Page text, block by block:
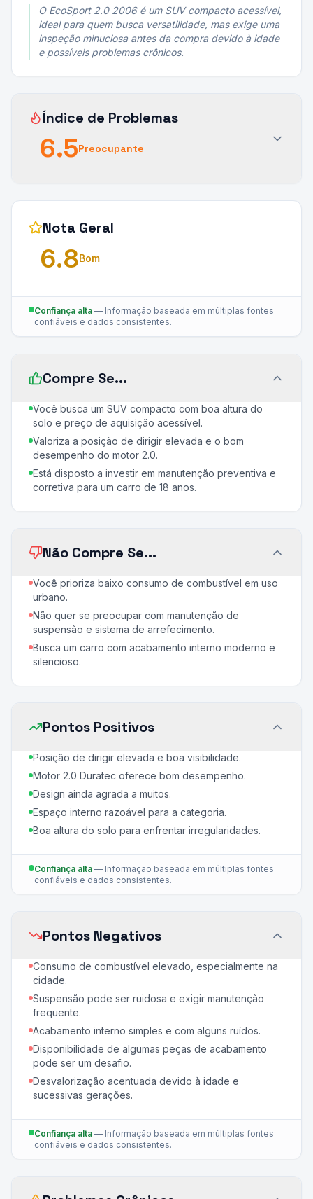
O EcoSport 2.0 2006 é um SUV compacto acessível,
ideal para quem busca versatilidade, mas exige uma
inspeção minuciosa antes da compra devido à idade
e possíveis problemas crônicos.
Índice de Problemas
6.5Preocupante
Nota Geral
6.8Bom
Confiança alta — Informação baseada em múltiplas fontes
confiáveis e dados consistentes.
Compre Se...
Você busca um SUV compacto com boa altura do
solo e preço de aquisição acessível.
Valoriza a posição de dirigir elevada e o bom
desempenho do motor 2.0.
Está disposto a investir em manutenção preventiva e
corretiva para um carro de 18 anos.
Não Compre Se...
Você prioriza baixo consumo de combustível em uso
urbano.
Não quer se preocupar com manutenção de
suspensão e sistema de arrefecimento.
Busca um carro com acabamento interno moderno e
silencioso.
Pontos Positivos
Posição de dirigir elevada e boa visibilidade.
Motor 2.0 Duratec oferece bom desempenho.
Design ainda agrada a muitos.
Espaço interno razoável para a categoria.
Boa altura do solo para enfrentar irregularidades.
Confiança alta — Informação baseada em múltiplas fontes
confiáveis e dados consistentes.
Pontos Negativos
Consumo de combustível elevado, especialmente na
cidade.
Suspensão pode ser ruidosa e exigir manutenção
frequente.
Acabamento interno simples e com alguns ruídos.
Disponibilidade de algumas peças de acabamento
pode ser um desafio.
Desvalorização acentuada devido à idade e
sucessivas gerações.
Confiança alta — Informação baseada em múltiplas fontes
confiáveis e dados consistentes.